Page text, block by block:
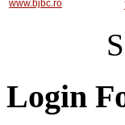
www.bjbc.ro
Login